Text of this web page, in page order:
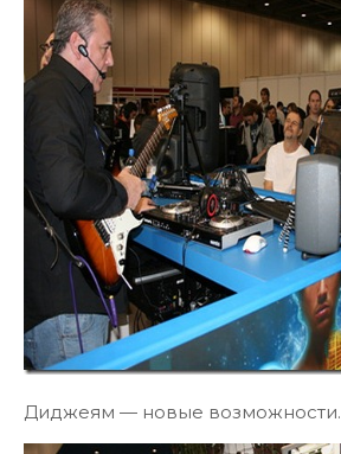
Диджеям — новые возможности.